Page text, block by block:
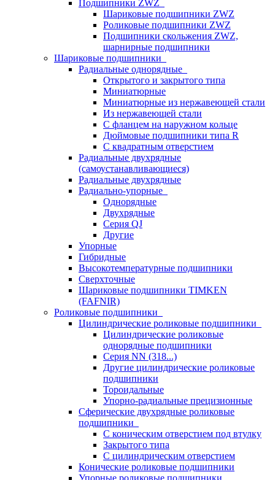
Подшипники ZWZ
Шариковые подшипники ZWZ
Роликовые подшипники ZWZ
Подшипники скольжения ZWZ,
шарнирные подшипники
Шариковые подшипники
Радиальные однорядные
Открытого и закрытого типа
Миниатюрные
Миниатюрные из нержавеющей стали
Из нержавеющей стали
С фланцем на наружном кольце
Дюймовые подшипники типа R
С квадратным отверстием
Радиальные двухрядные
(самоустанавливающиеся)
Радиальные двухрядные
Радиально-упорные
Однорядные
Двухрядные
Серия QJ
Другие
Упорные
Гибридные
Высокотемпературные подшипники
Сверхточные
Шариковые подшипники TIMKEN
(FAFNIR)
Роликовые подшипники
Цилиндрические роликовые подшипники
Цилиндрические роликовые
однорядные подшипники
Серия NN (318...)
Другие цилиндрические роликовые
подшипники
Тороидальные
Упорно-радиальные прецизионные
Сферические двухрядные роликовые
подшипники
С коническим отверстием под втулку
Закрытого типа
С цилиндрическим отверстием
Конические роликовые подшипники
Упорные роликовые подшипники